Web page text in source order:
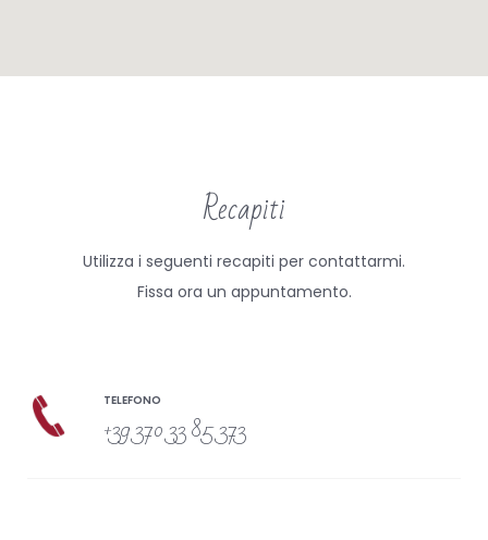
Recapiti
Utilizza i seguenti recapiti per contattarmi.
Fissa ora un appuntamento.
TELEFONO
+39 370 33 85 373